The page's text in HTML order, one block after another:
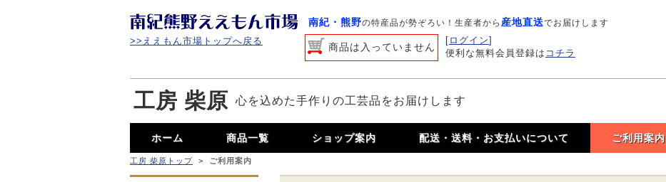
南紀・熊野の特産品が勢ぞろい！生産者から 産地直送でお届けします
>>ええもん市場トップへ戻る
商品は入っていません
ログイン
便利な無料会員登録は コチラ
工房 柴原 心を込めた手作りの工芸品をお届けします
ホーム 商品一覧 ショップ案内 配送・送料・お支払いについて ご利用案内
工房 柴原トップ > ご利用案内